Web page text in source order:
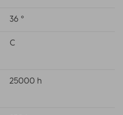
36 °
C
25000 h